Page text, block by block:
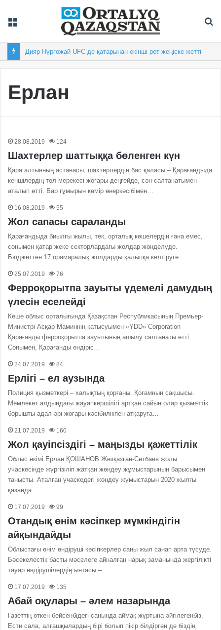
Дияр Нұрғожай UFC-де қатарынан екінші рет жеңіске жетті
Ерлан
28.08.2019 124
Шахтерлер шаттыққа бөленген күн
Қара алтынның астанасы, шахтерлердің бас қаласы – Қарағандыда
кеншілердің төл мерекесі жоғары деңгейде, сән-салтанатымен
аталып өтті. Бар ғұмырын көмір өнеркәсібімен…
16.08.2019 55
Жол сапасы сараланды
Қарағандыда биылғы жылы, тек, орталық көшелердің ғана емес,
сонымен қатар жеке секторлардағы жолдар жөнделуде.
Бюджеттен 17 орамаралық жолдарды қалыпқа келтіруге…
25.07.2019 76
Ферроқорытпа зауыты үдемелі дамудың
үлесін еселейді
Кеше облыс орталығында Қазақстан Республикасының Премьер-
Министрі Асқар Маминнің қатысуымен «YDD» Сorporation
Қарағанды ферроқорытпа зауытының ашылу салтанаты өтті.
Сонымен, Қарағанды өндіріс…
24.07.2019 84
Ерлігі – ел аузында
Полиция қызметкері – халықтың қорғаны. Қоғамның сақшысы.
Мемлекет алдындағы жауапкершілігі артқан сайын олар қызметтік
борышты адал әрі жоғары кәсібилікпен атқаруға…
21.07.2019 160
Жол қауіпсіздігі – маңызды қажеттілік
Облыс әкімі Ерлан ҚОШАНОВ Жезқазған-Сәтбаев жолы
учаскесінде жүргізіліп жатқан жөндеу жұмыстарының барысымен
танысты. Аталған учаскедегі жөндеу жұмыстарын 2020 жылғы
қазанда…
17.07.2019 99
Отандық өнім кәсіпкер мүмкіндігін
айқындайды
Облыстағы өнім өндіруші кәсіпкерлер саны жыл санап арта түсуде.
Бәсекелестік басты мәселеге айналған нарық заманында жергілікті
тауар өндірушілердің ынтасы –…
17.07.2019 135
Абай оқулары – әлем назарында
Газеттің өткен бейсенбідегі санында аймақ жұртына әйгілегенбіз.
Ести сала, алғашқылардың бірі болып пікір білдірген де біздің